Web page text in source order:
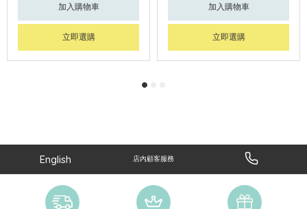
加入購物車
立即選購
加入購物車
立即選購
English 店內顧客服務